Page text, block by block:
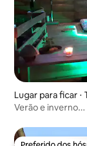
Lugar para ficar ⋅
Verão e inverno...